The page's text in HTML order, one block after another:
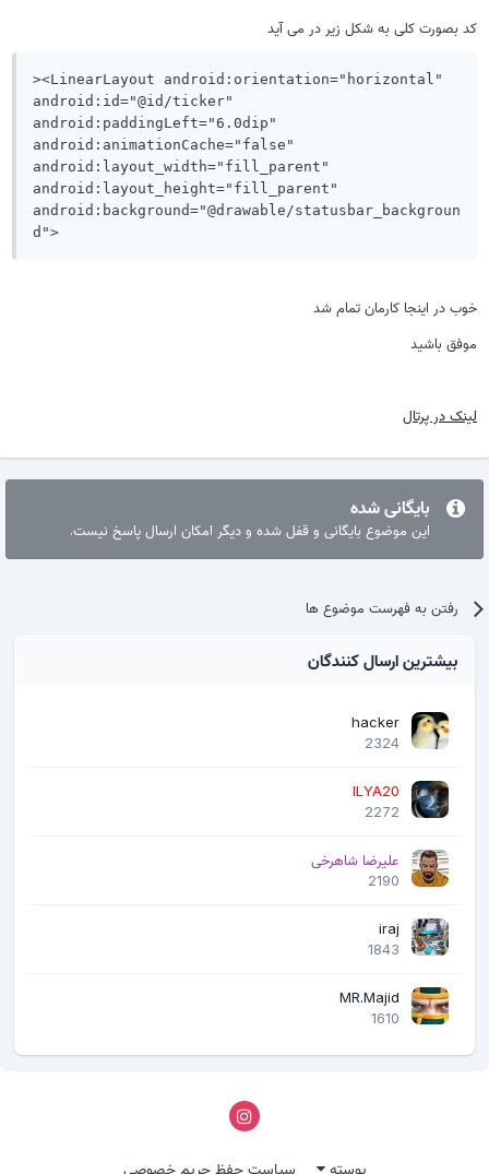
کد بصورت کلی به شکل زیر در می آید
><LinearLayout android:orientation="horizontal"
android:id="@id/ticker"
android:paddingLeft="6.0dip"
android:animationCache="false"
android:layout_width="fill_parent"
android:layout_height="fill_parent"
android:background="@drawable/statusbar_backgroun
d">
خوب در اینجا کارمان تمام شد
موفق باشید
لینک در پرتال
بایگانی شده
این موضوع بایگانی و قفل شده و دیگر امکان ارسال پاسخ نیست.
رفتن به فهرست موضوع ها
بیشترین ارسال کنندگان
hacker
2324
ILYA20
2272
علیرضا شاهرخی
2190
iraj
1843
MR.Majid
1610
پوسته سیاست حفظ حریم خصوصی